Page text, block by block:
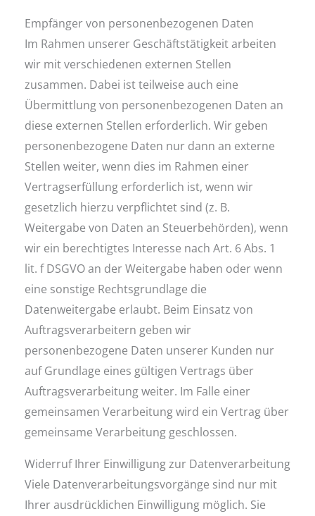
Empfänger von personenbezogenen Daten
Im Rahmen unserer Geschäftstätigkeit arbeiten
wir mit verschiedenen externen Stellen
zusammen. Dabei ist teilweise auch eine
Übermittlung von personenbezogenen Daten an
diese externen Stellen erforderlich. Wir geben
personenbezogene Daten nur dann an externe
Stellen weiter, wenn dies im Rahmen einer
Vertragserfüllung erforderlich ist, wenn wir
gesetzlich hierzu verpflichtet sind (z. B.
Weitergabe von Daten an Steuerbehörden), wenn
wir ein berechtigtes Interesse nach Art. 6 Abs. 1
lit. f DSGVO an der Weitergabe haben oder wenn
eine sonstige Rechtsgrundlage die
Datenweitergabe erlaubt. Beim Einsatz von
Auftragsverarbeitern geben wir
personenbezogene Daten unserer Kunden nur
auf Grundlage eines gültigen Vertrags über
Auftragsverarbeitung weiter. Im Falle einer
gemeinsamen Verarbeitung wird ein Vertrag über
gemeinsame Verarbeitung geschlossen.
Widerruf Ihrer Einwilligung zur Datenverarbeitung
Viele Datenverarbeitungsvorgänge sind nur mit
Ihrer ausdrücklichen Einwilligung möglich. Sie